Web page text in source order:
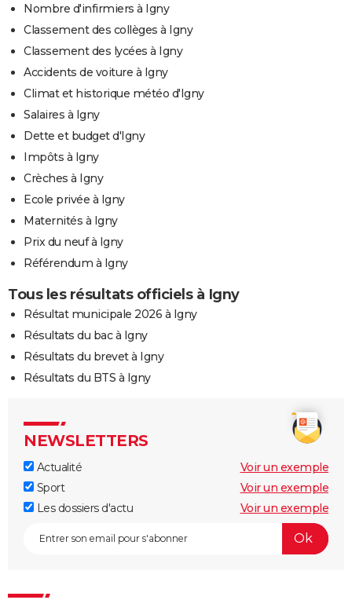
Nombre d'infirmiers à Igny
Classement des collèges à Igny
Classement des lycées à Igny
Accidents de voiture à Igny
Climat et historique météo d'Igny
Salaires à Igny
Dette et budget d'Igny
Impôts à Igny
Crèches à Igny
Ecole privée à Igny
Maternités à Igny
Prix du neuf à Igny
Référendum à Igny
Tous les résultats officiels à Igny
Résultat municipale 2026 à Igny
Résultats du bac à Igny
Résultats du brevet à Igny
Résultats du BTS à Igny
NEWSLETTERS
Actualité
Voir un exemple
Sport
Voir un exemple
Les dossiers d'actu
Voir un exemple